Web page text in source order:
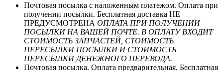
Почтовая посылка с наложенным платежом. Оплата при
получении посылки. Бесплатная доставка НЕ
ПРЕДУСМОТРЕНА ОПЛАТА ПРИ ПОЛУЧЕНИИ
ПОСЫЛКИ НА ВАШЕЙ ПОЧТЕ. В ОПЛАТУ ВХОДИТ
СТОИМОСТЬ ЗАПЧАСТЕЙ, СТОИМОСТЬ
ПЕРЕСЫЛКИ ПОСЫЛКИ И СТОИМОСТЬ
ПЕРЕСЫЛКИ ДЕНЕЖНОГО ПЕРЕВОДА.
Почтовая посылка. Оплата предварительная. Бесплатная